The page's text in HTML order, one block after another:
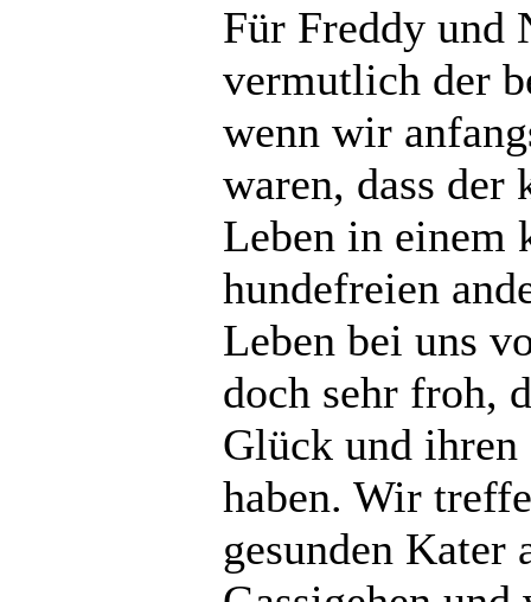
Für Freddy und
vermutlich der
wenn wir
waren, dass der
Leben in einem
hundefreien
Leben bei uns
doch sehr froh,
Glück und ihren
haben. Wir
gesunden Kater